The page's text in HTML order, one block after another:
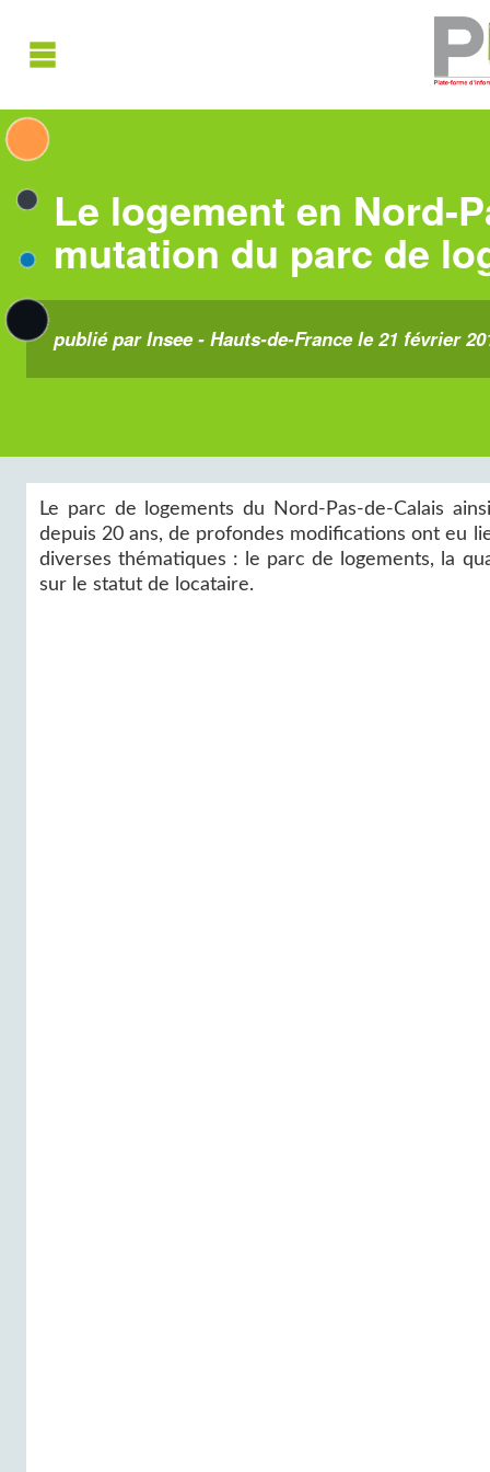
Le logement en Nord-
mutation du parc de
publié par Insee - Hauts-de-France le 21 février
Le parc de logements du Nord-Pas-de-Calais
depuis 20 ans, de profondes modifications ont eu
diverses thématiques : le parc de logements, la
sur le statut de locataire.